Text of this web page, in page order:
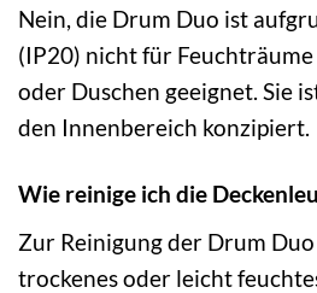
Nein, die Drum Duo ist
(IP20) nicht für
oder Duschen geeignet. Sie
den Innenbereich konzipiert.
Wie reinige ich die
Zur Reinigung der Drum
trockenes oder leicht